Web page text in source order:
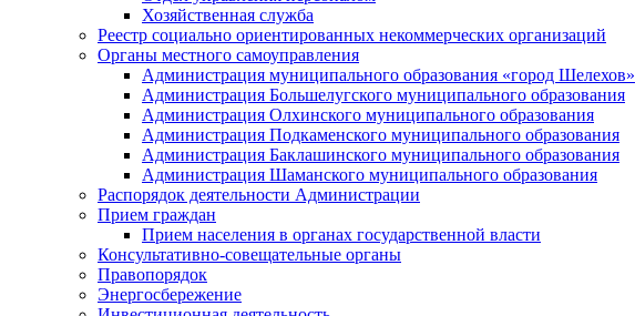
Хозяйственная служба
Реестр социально ориентированных некоммерческих организаций
Органы местного самоуправления
Администрация муниципального образования «город Шелехов»
Администрация Большелугского муниципального образования
Администрация Олхинского муниципального образования
Администрация Подкаменского муниципального образования
Администрация Баклашинского муниципального образования
Администрация Шаманского муниципального образования
Распорядок деятельности Администрации
Прием граждан
Прием населения в органах государственной власти
Консультативно-совещательные органы
Правопорядок
Энергосбережение